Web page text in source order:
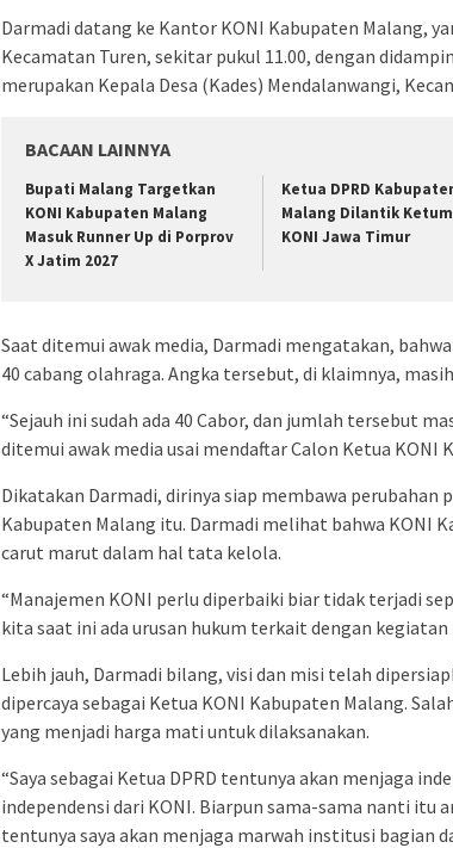
Darmadi datang ke Kantor KONI Kabupaten Malang,
Kecamatan Turen, sekitar pukul 11.00, dengan
merupakan Kepala Desa (Kades) Mendalanwangi,
BACAAN LAINNYA
Bupati Malang Targetkan
KONI Kabupaten Malang
Masuk Runner Up di Porprov
X Jatim 2027
Ketua DPRD
Malang Dilantik Ketum
KONI Jawa Timur
Saat ditemui awak media, Darmadi mengatakan,
40 cabang olahraga. Angka tersebut, di klaimnya,
“Sejauh ini sudah ada 40 Cabor, dan jumlah tersebut
ditemui awak media usai mendaftar Calon Ketua KONI
Dikatakan Darmadi, dirinya siap membawa perubahan
Kabupaten Malang itu. Darmadi melihat bahwa KONI
carut marut dalam hal tata kelola.
“Manajemen KONI perlu diperbaiki biar tidak terjadi
kita saat ini ada urusan hukum terkait dengan kegiatan
Lebih jauh, Darmadi bilang, visi dan misi telah
dipercaya sebagai Ketua KONI Kabupaten Malang.
yang menjadi harga mati untuk dilaksanakan.
“Saya sebagai Ketua DPRD tentunya akan menjaga
independensi dari KONI. Biarpun sama-sama nanti itu
tentunya saya akan menjaga marwah institusi bagian